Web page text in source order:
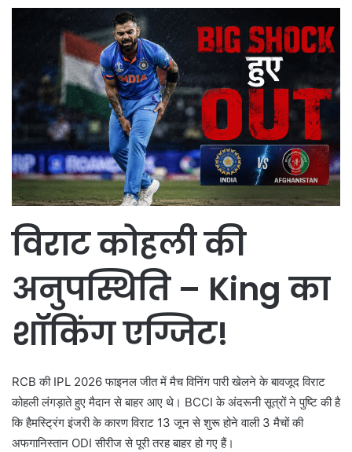
विराट कोहली की
अनुपस्थिति – King का
शॉकिंग एग्जिट!
RCB की IPL 2026 फाइनल जीत में मैच विनिंग पारी खेलने के बावजूद विराट
कोहली लंगड़ाते हुए मैदान से बाहर आए थे। BCCI के अंदरूनी सूत्रों ने पुष्टि की है
किहैमस्ट्रिंग इंजरीके कारण विराट 13 जून से शुरू होने वाली 3 मैचों की
अफगानिस्तान ODI सीरीज से पूरी तरह बाहर हो गए हैं।